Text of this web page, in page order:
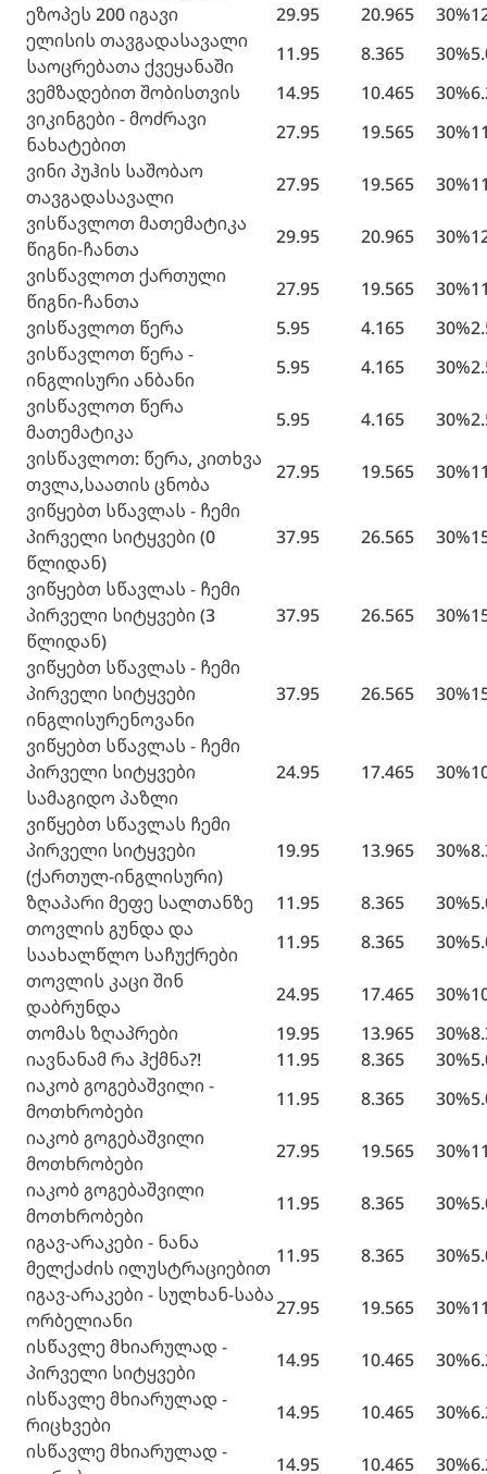
ეზოპეს 200 იგავი
29.95 20.965 30%
ელისის თავგადასავალი
საოცრებათა ქვეყანაში
11.95 8.365 30%
ვემზადებით შობისთვის
14.95 10.465 30%
ვიკინგები - მოძრავი
ნახატებით
27.95 19.565 30%
ვინი პუჰის საშობაო
თავგადასავალი
27.95 19.565 30%
ვისწავლოთ მათემატიკა
წიგნი-ჩანთა
29.95 20.965 30%
ვისწავლოთ ქართული
წიგნი-ჩანთა
27.95 19.565 30%
ვისწავლოთ წერა
5.95 4.165 30%
ვისწავლოთ წერა -
ინგლისური ანბანი
5.95 4.165 30%
ვისწავლოთ წერა
მათემატიკა
5.95 4.165 30%
ვისწავლოთ: წერა, კითხვა
თვლა,საათის ცნობა
27.95 19.565 30%
ვიწყებთ სწავლას - ჩემი
პირველი სიტყვები (0
წლიდან)
37.95 26.565 30%
ვიწყებთ სწავლას - ჩემი
პირველი სიტყვები (3
წლიდან)
37.95 26.565 30%
ვიწყებთ სწავლას - ჩემი
პირველი სიტყვები
ინგლისურენოვანი
37.95 26.565 30%
ვიწყებთ სწავლას - ჩემი
პირველი სიტყვები
სამაგიდო პაზლი
24.95 17.465 30%
ვიწყებთ სწავლას ჩემი
პირველი სიტყვები
(ქართულ-ინგლისური)
19.95 13.965 30%
ზღაპარი მეფე სალთანზე 11.95 8.365 30%
თოვლის გუნდა და
საახალწლო საჩუქრები
11.95 8.365 30%
თოვლის კაცი შინ
დაბრუნდა
24.95 17.465 30%
თომას ზღაპრები
19.95 13.965 30%
იავნანამ რა ჰქმნა?!
11.95 8.365 30%
იაკობ გოგებაშვილი -
მოთხრობები
11.95 8.365 30%
იაკობ გოგებაშვილი
მოთხრობები
27.95 19.565 30%
იაკობ გოგებაშვილი
მოთხრობები
11.95 8.365 30%
იგავ-არაკები - ნანა
მელქაძის ილუსტრაციებით
11.95 8.365 30%
იგავ-არაკები - სულხან-საბა
ორბელიანი
27.95 19.565 30%
ისწავლე მხიარულად -
პირველი სიტყვები
14.95 10.465 30%
ისწავლე მხიარულად -
რიცხვები
14.95 10.465 30%
ისწავლე მხიარულად -
14.95 10.465 30%